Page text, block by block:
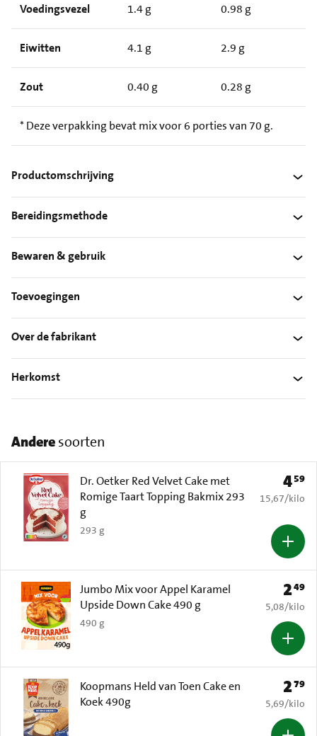
Voedingsvezel 1.4 g 0.98 g
Eiwitten 4.1 g 2.9 g
Zout 0.40 g 0.28 g
* Deze verpakking bevat mix voor 6 porties van 70 g.
Productomschrijving
Bereidingsmethode
Bewaren & gebruik
Toevoegingen
Over de fabrikant
Herkomst
Anderesoorten
Dr. Oetker Red Velvet Cake met
Romige Taart Topping Bakmix 293
g
293 g
Prijs:
459
€ 15,67 per
15,67/kilo
Jumbo Mix voor Appel Karamel
Upside Down Cake 490 g
490 g
Prijs:
249
€ 5,08 per
5,08/kilo
Koopmans Held van Toen Cake en
Koek 490g
Prijs:
279
€ 5,69 per
5,69/kilo